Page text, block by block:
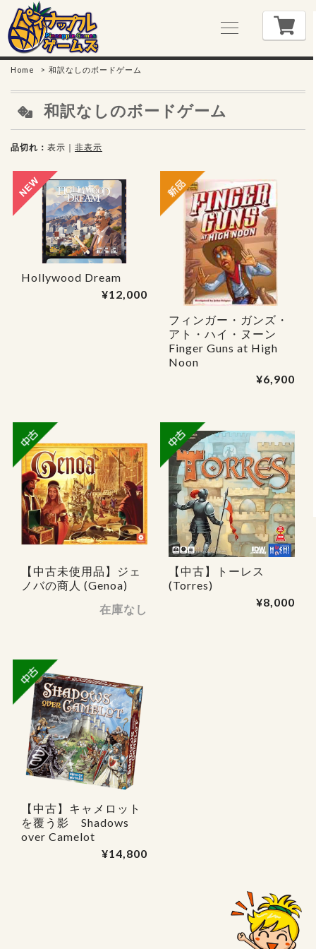
Home 和訳なしのボードゲーム
和訳なしのボードゲーム
品切れ 表示 ｜ 非表示
Hollywood Dream
¥12,000
フィンガー・ガンズ・
アト・ハイ・ヌーン
Finger Guns at High
Noon
¥6,900
【中古未使用品】ジェ
ノバの商人 (Genoa)
在庫なし
【中古】トーレス
(Torres)
¥8,000
【中古】キャメロット
を覆う影 Shadows
over Camelot
¥14,800